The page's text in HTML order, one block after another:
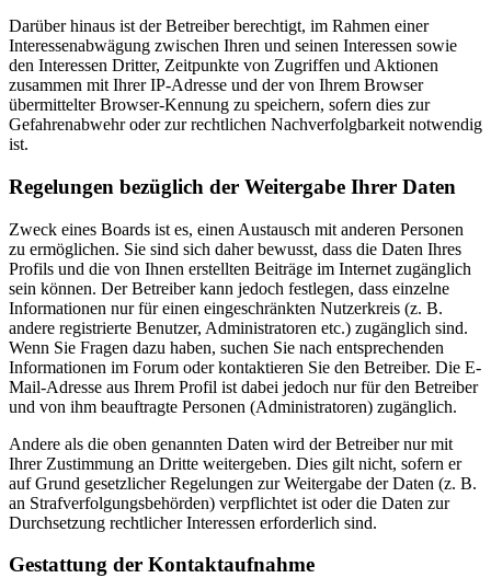
Darüber hinaus ist der Betreiber berechtigt, im Rahmen einer
Interessenabwägung zwischen Ihren und seinen Interessen sowie
den Interessen Dritter, Zeitpunkte von Zugriffen und Aktionen
zusammen mit Ihrer IP-Adresse und der von Ihrem Browser
übermittelter Browser-Kennung zu speichern, sofern dies zur
Gefahrenabwehr oder zur rechtlichen Nachverfolgbarkeit notwendig
ist.
Regelungen bezüglich der Weitergabe Ihrer Daten
Zweck eines Boards ist es, einen Austausch mit anderen Personen
zu ermöglichen. Sie sind sich daher bewusst, dass die Daten Ihres
Profils und die von Ihnen erstellten Beiträge im Internet zugänglich
sein können. Der Betreiber kann jedoch festlegen, dass einzelne
Informationen nur für einen eingeschränkten Nutzerkreis (z. B.
andere registrierte Benutzer, Administratoren etc.) zugänglich sind.
Wenn Sie Fragen dazu haben, suchen Sie nach entsprechenden
Informationen im Forum oder kontaktieren Sie den Betreiber. Die E-
Mail-Adresse aus Ihrem Profil ist dabei jedoch nur für den Betreiber
und von ihm beauftragte Personen (Administratoren) zugänglich.
Andere als die oben genannten Daten wird der Betreiber nur mit
Ihrer Zustimmung an Dritte weitergeben. Dies gilt nicht, sofern er
auf Grund gesetzlicher Regelungen zur Weitergabe der Daten (z. B.
an Strafverfolgungsbehörden) verpflichtet ist oder die Daten zur
Durchsetzung rechtlicher Interessen erforderlich sind.
Gestattung der Kontaktaufnahme